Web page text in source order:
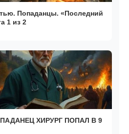
Попаданцы. «Последний
1 из 2
ХИРУРГ ПОПАЛ В 9